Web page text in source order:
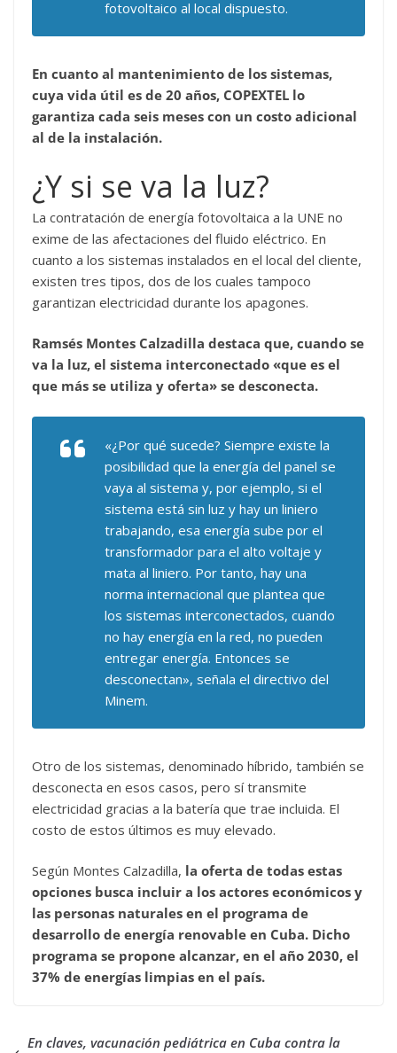
fotovoltaico al local dispuesto.
En cuanto al mantenimiento de los sistemas,
cuya vida útil es de 20 años, COPEXTEL lo
garantiza cada seis meses con un costo adicional
al de la instalación.
¿Y si se va la luz?
La contratación de energía fotovoltaica a la UNE no
exime de las afectaciones del fluido eléctrico. En
cuanto a los sistemas instalados en el local del cliente,
existen tres tipos, dos de los cuales tampoco
garantizan electricidad durante los apagones.
Ramsés Montes Calzadilla destaca que, cuando se
va la luz, el sistema interconectado «que es el
que más se utiliza y oferta» se desconecta.
«¿Por qué sucede? Siempre existe la
posibilidad que la energía del panel se
vaya al sistema y, por ejemplo, si el
sistema está sin luz y hay un liniero
trabajando, esa energía sube por el
transformador para el alto voltaje y
mata al liniero. Por tanto, hay una
norma internacional que plantea que
los sistemas interconectados, cuando
no hay energía en la red, no pueden
entregar energía. Entonces se
desconectan», señala el directivo del
Minem.
Otro de los sistemas, denominado híbrido, también se
desconecta en esos casos, pero sí transmite
electricidad gracias a la batería que trae incluida. El
costo de estos últimos es muy elevado.
Según Montes Calzadilla, la oferta de todas estas
opciones busca incluir a los actores económicos y
las personas naturales en el programa de
desarrollo de energía renovable en Cuba. Dicho
programa se propone alcanzar, en el año 2030, el
37% de energías limpias en el país.
En claves, vacunación pediátrica en Cuba contra la